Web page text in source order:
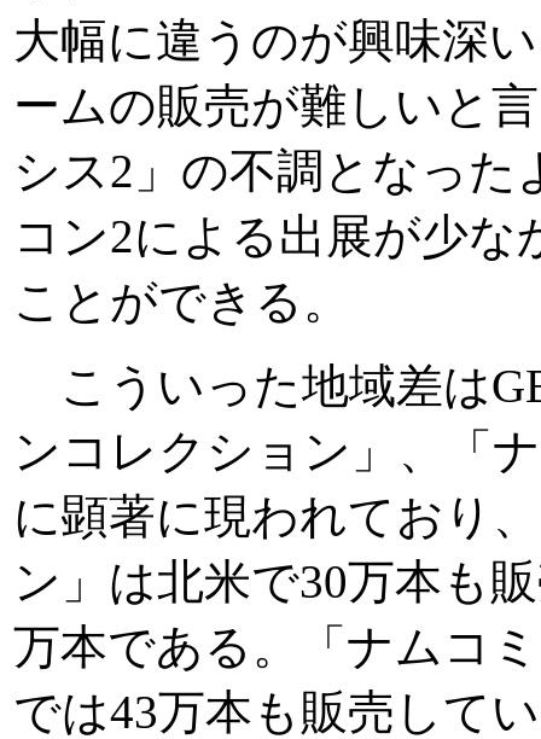
大幅に違うのが興味深
ームの販売が難しいと
シス2」の不調となった
コン2による出展が少
ことができる。
こういった地域差は
ンコレクション」、「
に顕著に現われており
ン」は北米で30万本も
万本である。「ナムコ
では43万本も販売して